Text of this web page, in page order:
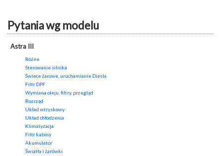
Pytania wg modelu
Astra III
Różne
Sterowanie silnika
Świece żarowe, uruchamianie Diesla
Filtr DPF
Wymiana oleju, filtry, przegląd
Rozrząd
Układ wtryskowy
Układ chłodzenia
Klimatyzacja
Filtr kabiny
Akumulator
Światła i żarówki